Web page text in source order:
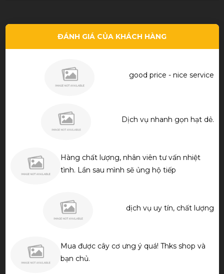
ĐÁNH GIÁ CỦA KHÁCH HÀNG
good price - nice service
Dịch vụ nhanh gọn hạt dẻ.
Hàng chất lượng, nhân viên tư vấn nhiệt
tình. Lần sau mình sẽ ủng hộ tiếp
dịch vụ uy tín, chất lượng
Mua được cây cơ ưng ý quá! Thks shop và
bạn chủ.